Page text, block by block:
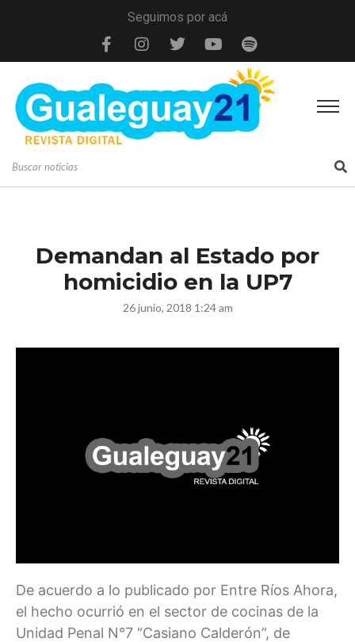
Seguimos por acá
Demandan al Estado por
homicidio en la UP7
26 junio, 2018 1:24 am
De acuerdo a lo publicado por Entre Ríos Ahora,
el hecho ocurrió en el sector de cocinas de la
Unidad Penal N°7 “Casiano Calderón”, de